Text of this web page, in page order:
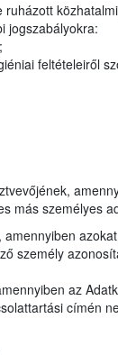
jogszabályokra:
feltételeiről
más személyes
az
címén